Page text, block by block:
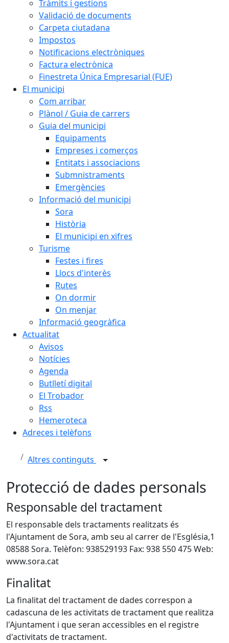
Tràmits i gestions
Validació de documents
Carpeta ciutadana
Impostos
Notificacions electròniques
Factura electrònica
Finestreta Única Empresarial (FUE)
El municipi
Com arribar
Plànol / Guia de carrers
Guia del municipi
Equipaments
Empreses i comerços
Entitats i associacions
Submnistraments
Emergències
Informació del municipi
Sora
Història
El municipi en xifres
Turisme
Festes i fires
Llocs d'interès
Rutes
On dormir
On menjar
Informació geogràfica
Actualitat
Avisos
Notícies
Agenda
Butlletí digital
El Trobador
Rss
Hemeroteca
Adreces i telèfons
Altres continguts
Protecció de dades personals
Responsable del tractament
El responsable dels tractaments realitzats és
l'Ajuntament de Sora, amb seu al carrer de l'Església,1
08588 Sora. Telèfon: 938529193 Fax: 938 550 475 Web:
www.sora.cat
Finalitat
La finalitat del tractament de dades correspon a
cadascuna de les activitats de tractament que realitza
l'Ajuntament i que seran accessibles en el registre
d'activitats de tractament.